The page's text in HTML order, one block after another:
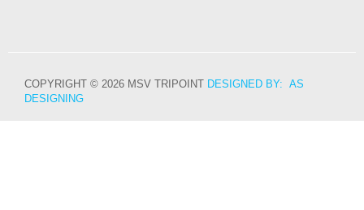
COPYRIGHT © 2026 MSV TRIPOINT DESIGNED BY: AS
DESIGNING